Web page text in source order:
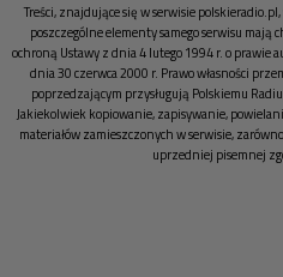
Treści, znajdujące się w serwisie
poszczególne elementy samego serwisu
ochroną Ustawy z dnia 4 lutego 1994 r. o prawie
dnia 30 czerwca 2000 r. Prawo własności
poprzedzającym przysługują Polskiemu
Jakiekolwiek kopiowanie, zapisywanie,
materiałów zamieszczonych w serwisie,
uprzedniej pisemnej